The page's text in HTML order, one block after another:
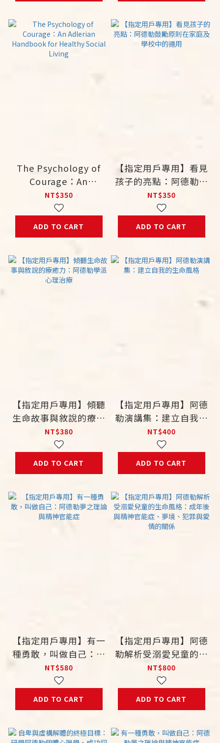
The Psychology of
Courage：An
Adlerian Handbook
for Healthy Social
NT$350
ADD TO CART
【指定用戶專用】看見
孩子的亮點：阿德勒鼓
勵原則在家庭及學校中
的運用
NT$350
ADD TO CART
【指定用戶專用】傾聽
生命故事與敘說的療癒
力：阿德勒學派心理治
療
NT$380
ADD TO CART
【指定用戶專用】阿德
勒演講集：建立自我的
生命風格
NT$400
ADD TO CART
【指定用戶專用】有一
種勇敢，叫做自己：阿
德勒夢之理論與精神官
能症
NT$580
ADD TO CART
【指定用戶專用】阿德
勒解析受溺愛兒童的生
命風格：成年後與精神
官能症、夢境、犯罪與
愛情的關係
NT$800
ADD TO CART